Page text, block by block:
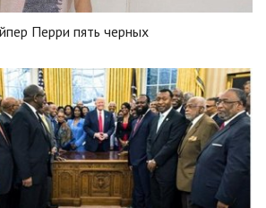
Перри пять черных